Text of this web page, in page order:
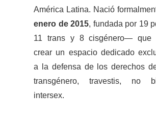
América Latina. Nació
enero de 2015, fundada por 19
11 trans y 8 cisgénero— que
crear un espacio dedicado
a la defensa de los derechos
transgénero, travestis, no
intersex.